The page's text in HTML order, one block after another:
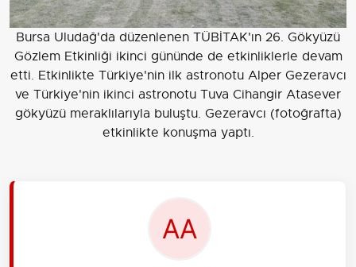
Bursa Uludağ'da düzenlenen TÜBİTAK'ın 26. Gökyüzü
Gözlem Etkinliği ikinci gününde de etkinliklerle devam
etti. Etkinlikte Türkiye'nin ilk astronotu Alper Gezeravcı
ve Türkiye'nin ikinci astronotu Tuva Cihangir Atasever
gökyüzü meraklılarıyla buluştu. Gezeravcı (fotoğrafta)
etkinlikte konuşma yaptı.